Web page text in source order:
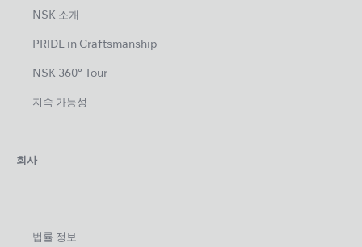
NSK 소개
PRIDE in Craftsmanship
NSK 360° Tour
지속 가능성
회사
법률 정보